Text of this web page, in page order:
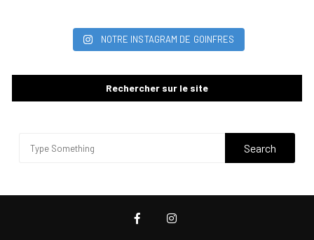
NOTRE INSTAGRAM DE GOINFRES
Rechercher sur le site